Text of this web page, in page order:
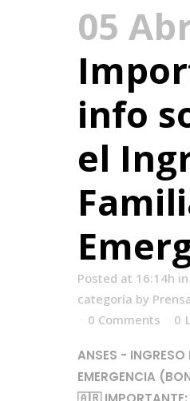
05
info
el
Posted at 16:14h in
categoría by
0 Comments
0
ANSES - INGRESO
EMERGENCIA